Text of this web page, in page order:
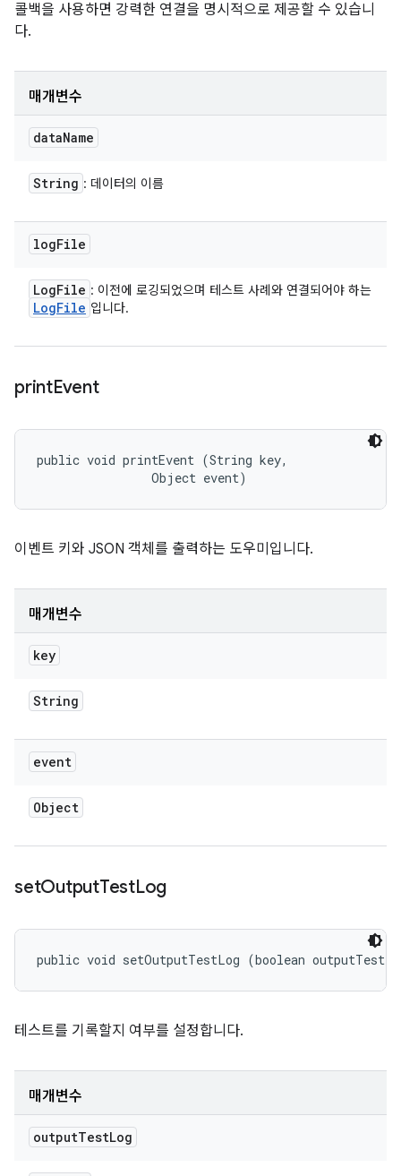
콜백을 사용하면 강력한 연결을 명시적으로 제공할 수 있습니
다.
매개변수
dataName
String : 데이터의 이름
logFile
LogFile : 이전에 로깅되었으며 테스트 사례와 연결되어야 하는
LogFile 입니다.
printEvent
public void printEvent (String key,
                Object event)
이벤트 키와 JSON 객체를 출력하는 도우미입니다.
매개변수
key
String
event
Object
setOutputTestLog
public void setOutputTestLog (boolean
테스트를 기록할지 여부를 설정합니다.
매개변수
outputTestLog